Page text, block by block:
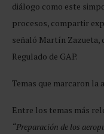
diálogo como este
procesos, compartir
señaló Martín Zazueta,
Regulado de GAP.
Temas que marcaron la
Entre los temas más
“Preparación de los